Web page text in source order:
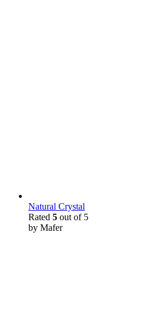
Natural Crystal
Rated 5 out of 5
by Mafer